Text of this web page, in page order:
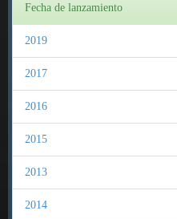
Fecha de lanzamiento
2019
2017
2016
2015
2013
2014